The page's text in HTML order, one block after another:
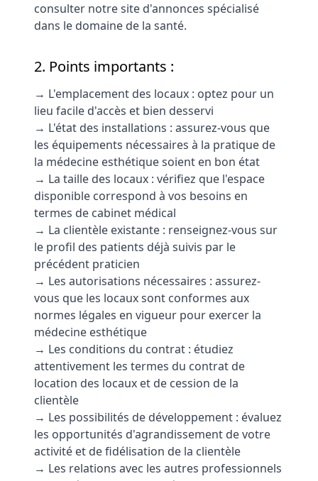
consulter notre site d'annonces spécialisé
dans le domaine de la santé.
2. Points importants :
→ L'emplacement des locaux : optez pour un
lieu facile d'accès et bien desservi
→ L'état des installations : assurez-vous que
les équipements nécessaires à la pratique de
la médecine esthétique soient en bon état
→ La taille des locaux : vérifiez que l'espace
disponible correspond à vos besoins en
termes de cabinet médical
→ La clientèle existante : renseignez-vous sur
le profil des patients déjà suivis par le
précédent praticien
→ Les autorisations nécessaires : assurez-
vous que les locaux sont conformes aux
normes légales en vigueur pour exercer la
médecine esthétique
→ Les conditions du contrat : étudiez
attentivement les termes du contrat de
location des locaux et de cession de la
clientèle
→ Les possibilités de développement : évaluez
les opportunités d'agrandissement de votre
activité et de fidélisation de la clientèle
→ Les relations avec les autres professionnels